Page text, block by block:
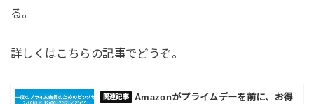
る。
詳しくはこちらの記事でどうぞ。
Amazonがプライムデーを前に、お得